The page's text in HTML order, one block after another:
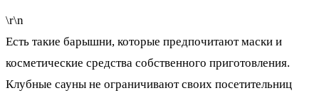
\r\n
Есть такие барышни, которые предпочитают маски и
косметические средства собственного приготовления.
Клубные сауны не ограничивают своих посетительниц